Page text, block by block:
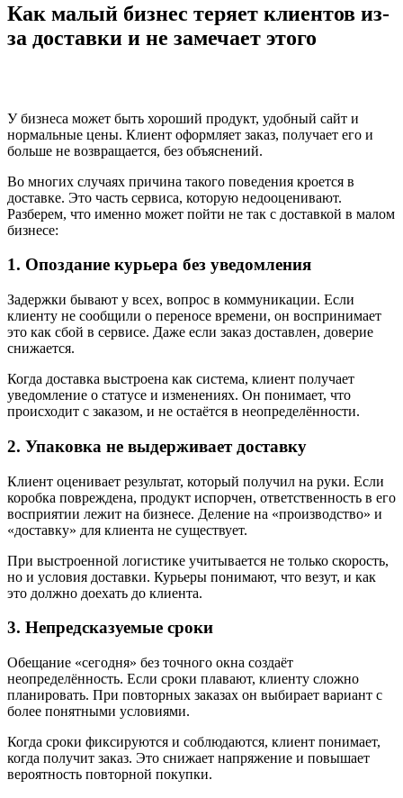
Как малый бизнес теряет клиентов из-
за доставки и не замечает этого
У бизнеса может быть хороший продукт, удобный сайт и
нормальные цены. Клиент оформляет заказ, получает его и
больше не возвращается, без объяснений.
Во многих случаях причина такого поведения кроется в
доставке. Это часть сервиса, которую недооценивают.
Разберем, что именно может пойти не так с доставкой в малом
бизнесе:
1. Опоздание курьера без уведомления
Задержки бывают у всех, вопрос в коммуникации. Если
клиенту не сообщили о переносе времени, он воспринимает
это как сбой в сервисе. Даже если заказ доставлен, доверие
снижается.
Когда доставка выстроена как система, клиент получает
уведомление о статусе и изменениях. Он понимает, что
происходит с заказом, и не остаётся в неопределённости.
2. Упаковка не выдерживает доставку
Клиент оценивает результат, который получил на руки. Если
коробка повреждена, продукт испорчен, ответственность в его
восприятии лежит на бизнесе. Деление на «производство» и
«доставку» для клиента не существует.
При выстроенной логистике учитывается не только скорость,
но и условия доставки. Курьеры понимают, что везут, и как
это должно доехать до клиента.
3. Непредсказуемые сроки
Обещание «сегодня» без точного окна создаёт
неопределённость. Если сроки плавают, клиенту сложно
планировать. При повторных заказах он выбирает вариант с
более понятными условиями.
Когда сроки фиксируются и соблюдаются, клиент понимает,
когда получит заказ. Это снижает напряжение и повышает
вероятность повторной покупки.